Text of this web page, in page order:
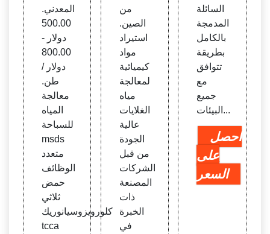
المعدني.
500.00
دولار -
800.00
دولار /
طن.
معالجة
المياه
للسباحة
msds
متعدد
الوظائف
حمض
ثلاثي
كلورويزوسيانوريك
tcca
من
الصين.
استيراد
مواد
كيميائية
لمعالجة
مياه
الغلايات
عالية
الجودة
من قبل
الشركات
المصنعة
ذات
الخبرة
في
السائلة
المدمجة
بالكامل
بطريقة
تتوافق
مع
جميع
البيئات...
احصل
على
السعر